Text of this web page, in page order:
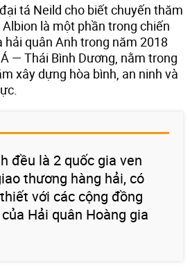
tá Neild cho biết chuyến thăm
là một phần trong chiến
hải quân Anh trong năm 2018
— Thái Bình Dương, nằm trong
xây dựng hòa bình, an ninh và
đều là 2 quốc gia ven
thương hàng hải, có
với các cộng đồng
Hải quân Hoàng gia